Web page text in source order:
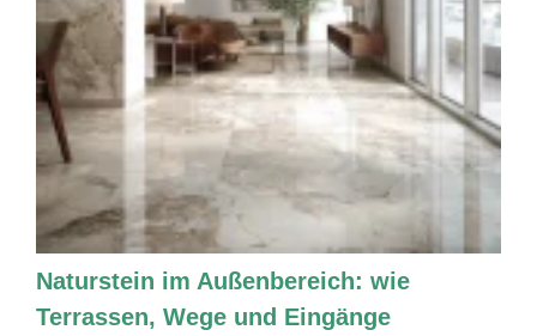
Naturstein im Außenbereich: wie
Terrassen, Wege und Eingänge